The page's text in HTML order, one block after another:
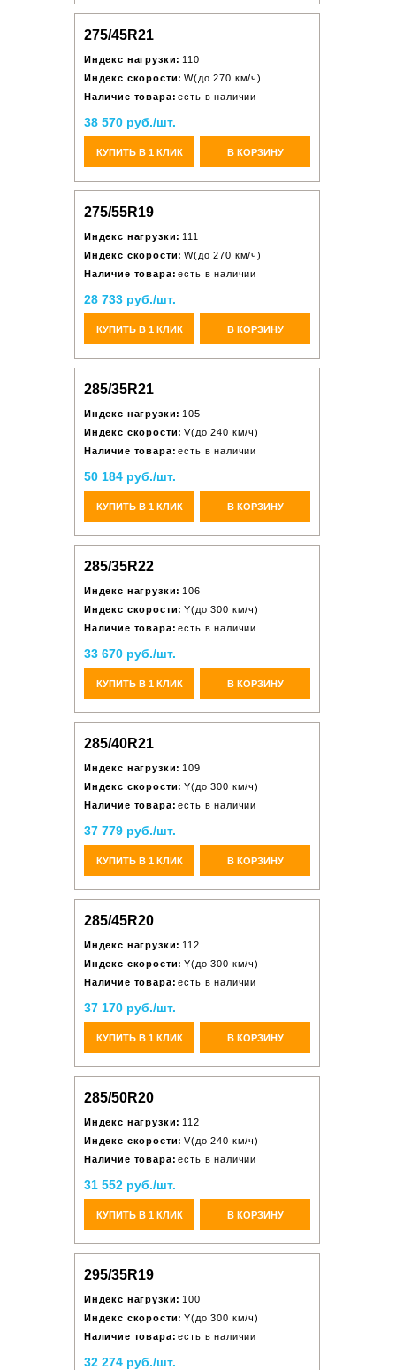
275/45R21
Индекс нагрузки: 110
Индекс скорости: W(до 270 км/ч)
Наличие товара: есть в наличии
38 570 руб./шт.
КУПИТЬ В 1 КЛИК В КОРЗИНУ
275/55R19
Индекс нагрузки: 111
Индекс скорости: W(до 270 км/ч)
Наличие товара: есть в наличии
28 733 руб./шт.
КУПИТЬ В 1 КЛИК В КОРЗИНУ
285/35R21
Индекс нагрузки: 105
Индекс скорости: V(до 240 км/ч)
Наличие товара: есть в наличии
50 184 руб./шт.
КУПИТЬ В 1 КЛИК В КОРЗИНУ
285/35R22
Индекс нагрузки: 106
Индекс скорости: Y(до 300 км/ч)
Наличие товара: есть в наличии
33 670 руб./шт.
КУПИТЬ В 1 КЛИК В КОРЗИНУ
285/40R21
Индекс нагрузки: 109
Индекс скорости: Y(до 300 км/ч)
Наличие товара: есть в наличии
37 779 руб./шт.
КУПИТЬ В 1 КЛИК В КОРЗИНУ
285/45R20
Индекс нагрузки: 112
Индекс скорости: Y(до 300 км/ч)
Наличие товара: есть в наличии
37 170 руб./шт.
КУПИТЬ В 1 КЛИК В КОРЗИНУ
285/50R20
Индекс нагрузки: 112
Индекс скорости: V(до 240 км/ч)
Наличие товара: есть в наличии
31 552 руб./шт.
КУПИТЬ В 1 КЛИК В КОРЗИНУ
295/35R19
Индекс нагрузки: 100
Индекс скорости: Y(до 300 км/ч)
Наличие товара: есть в наличии
32 274 руб./шт.